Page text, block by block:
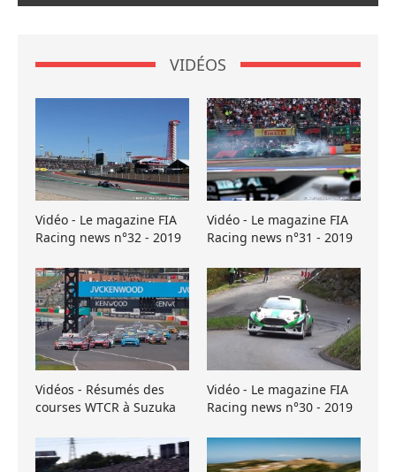
VIDÉOS
Vidéo - Le magazine FIA
Racing news n°32 - 2019
Vidéo - Le magazine FIA
Racing news n°31 - 2019
Vidéos - Résumés des
courses WTCR à Suzuka
Vidéo - Le magazine FIA
Racing news n°30 - 2019